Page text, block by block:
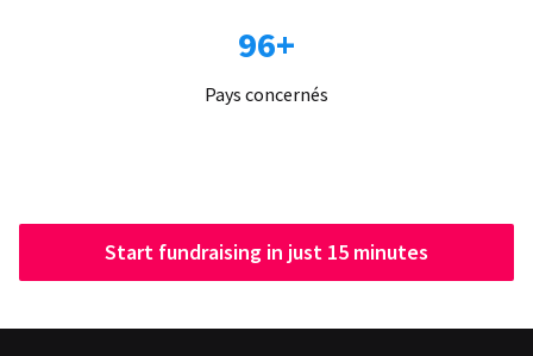
96+
Pays concernés
Start fundraising in just 15 minutes